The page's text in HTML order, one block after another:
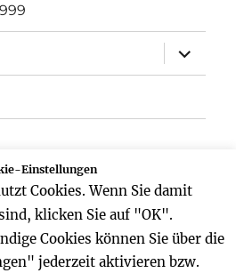
öffnen
Einstellungen
Cookies. Wenn Sie damit
klicken Sie auf "OK".
Cookies können Sie über die
jederzeit aktivieren bzw.